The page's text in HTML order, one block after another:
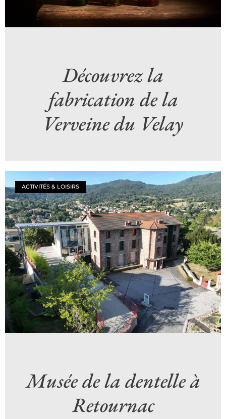
Découvrez la
fabrication de la
Verveine du Velay
ACTIVITÉS & LOISIRS
Musée de la dentelle à
Retournac